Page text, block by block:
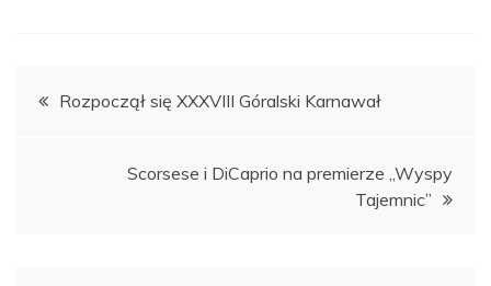
Nawigacja
Rozpoczął się XXXVIII Góralski Karnawał
Scorsese i DiCaprio na premierze „Wyspy
Tajemnic”